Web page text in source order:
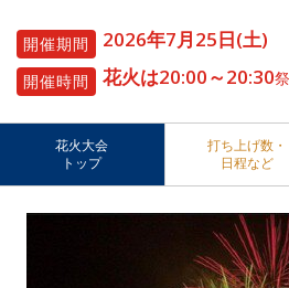
開催期間 2026年7月25日(土)
開催時間 花火は20:00～20:30
花火大会
トップ
打ち上げ数・
日程など